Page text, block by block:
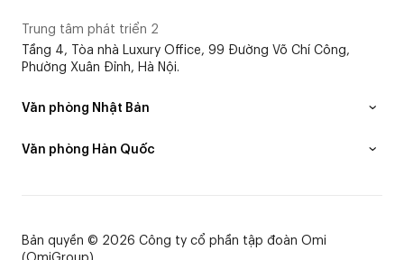
Trung tâm phát triển 2
Tầng 4, Tòa nhà Luxury Office, 99 Đường Võ Chí Công,
Phường Xuân Đỉnh, Hà Nội.
Văn phòng Nhật Bản
Văn phòng Hàn Quốc
Bản quyền © 2026 Công ty cổ phần tập đoàn Omi